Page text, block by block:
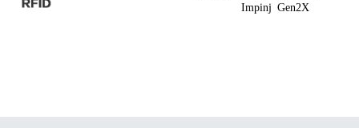
Impinj Gen2X